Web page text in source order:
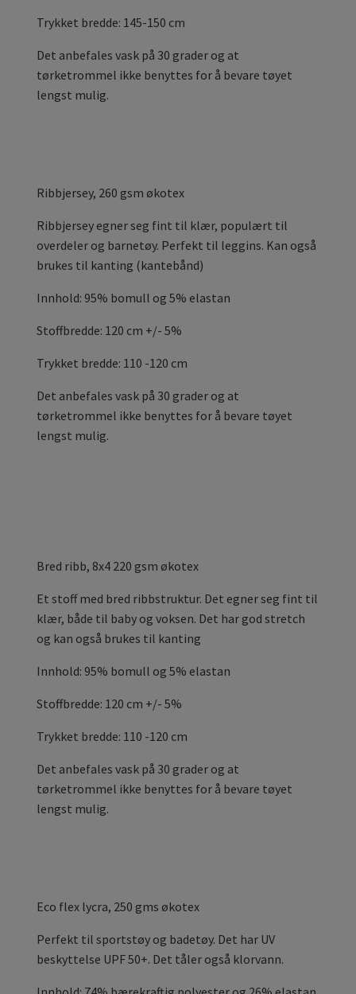
Trykket bredde: 145-150 cm
Det anbefales vask på 30 grader og at
tørketrommel ikke benyttes for å bevare tøyet
lengst mulig.
Ribbjersey, 260 gsm økotex
Ribbjersey egner seg fint til klær, populært til
overdeler og barnetøy. Perfekt til leggins. Kan også
brukes til kanting (kantebånd)
Innhold: 95% bomull og 5% elastan
Stoffbredde: 120 cm +/- 5%
Trykket bredde: 110 -120 cm
Det anbefales vask på 30 grader og at
tørketrommel ikke benyttes for å bevare tøyet
lengst mulig.
Bred ribb, 8x4 220 gsm økotex
Et stoff med bred ribbstruktur. Det egner seg fint til
klær, både til baby og voksen. Det har god stretch
og kan også brukes til kanting
Innhold: 95% bomull og 5% elastan
Stoffbredde: 120 cm +/- 5%
Trykket bredde: 110 -120 cm
Det anbefales vask på 30 grader og at
tørketrommel ikke benyttes for å bevare tøyet
lengst mulig.
Eco flex lycra, 250 gms økotex
Perfekt til sportstøy og badetøy. Det har UV
beskyttelse UPF 50+. Det tåler også klorvann.